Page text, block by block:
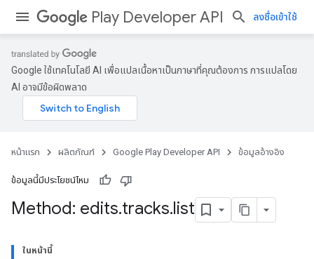
Play Developer API ลงชื่อเข้าใช้
Google ใช้เทคโนโลยี AI เพื่อแปลเนื้อหาเป็นภาษาที่คุณต้องการ การแปลโดย
AI อาจมีข้อผิดพลาด
หน้าแรก ผลิตภัณฑ์ Google Play Developer API ข้อมูลอ้างอิง
ข้อมูลนี้มีประโยชน์ไหม
Method: edits.tracks.list
ในหน้านี้